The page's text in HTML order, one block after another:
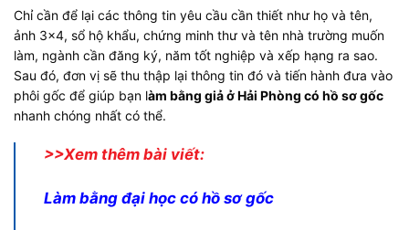
Chỉ cần để lại các thông tin yêu cầu cần thiết như họ và tên,
ảnh 3×4, sổ hộ khẩu, chứng minh thư và tên nhà trường muốn
làm, ngành cần đăng ký, năm tốt nghiệp và xếp hạng ra sao.
Sau đó, đơn vị sẽ thu thập lại thông tin đó và tiến hành đưa vào
phôi gốc để giúp bạn làm bằng giả ở Hải Phòng có hồ sơ gốc
nhanh chóng nhất có thể.
>>Xem thêm bài viết:
Làm bằng đại học có hồ sơ gốc